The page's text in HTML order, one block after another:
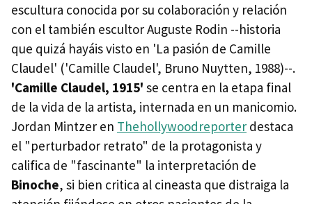
escultura conocida por su colaboración y relación
con el también escultor Auguste Rodin --historia
que quizá hayáis visto en 'La pasión de Camille
Claudel' ('Camille Claudel', Bruno Nuytten, 1988)--.
'Camille Claudel, 1915' se centra en la etapa final
de la vida de la artista, internada en un manicomio.
Jordan Mintzer en Thehollywoodreporter destaca
el "perturbador retrato" de la protagonista y
califica de "fascinante" la interpretación de
Binoche, si bien critica al cineasta que distraiga la